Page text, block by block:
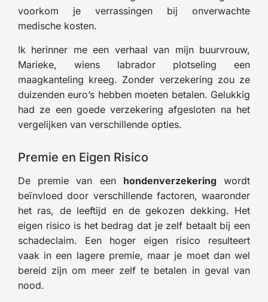
voorkom je verrassingen bij onverwachte
medische kosten.
Ik herinner me een verhaal van mijn buurvrouw,
Marieke, wiens labrador plotseling een
maagkanteling kreeg. Zonder verzekering zou ze
duizenden euro’s hebben moeten betalen. Gelukkig
had ze een goede verzekering afgesloten na het
vergelijken van verschillende opties.
Premie en Eigen Risico
De premie van een hondenverzekering wordt
beïnvloed door verschillende factoren, waaronder
het ras, de leeftijd en de gekozen dekking. Het
eigen risico is het bedrag dat je zelf betaalt bij een
schadeclaim. Een hoger eigen risico resulteert
vaak in een lagere premie, maar je moet dan wel
bereid zijn om meer zelf te betalen in geval van
nood.